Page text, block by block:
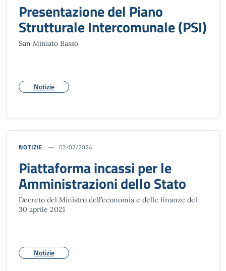
Presentazione del Piano
Strutturale Intercomunale (PSI)
San Miniato Basso
Notizie
NOTIZIE 02/02/2024
Piattaforma incassi per le
Amministrazioni dello Stato
Decreto del Ministro dell’economia e delle finanze del
30 aprile 2021
Notizie